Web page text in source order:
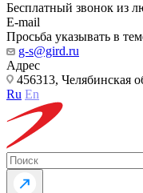
Бесплатный звонок из
E-mail
Просьба указывать в
g-s@gird.ru
Адрес
456313, Челябинская
Ru En